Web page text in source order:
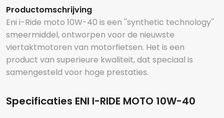
Productomschrijving
Eni i-Ride moto 10W-40 is een ''synthetic technology''
smeermiddel, ontworpen voor de nieuwste
viertaktmotoren van motorfietsen. Het is een
product van superieure kwaliteit, dat speciaal is
samengesteld voor hoge prestaties.
Specificaties ENI I-RIDE MOTO 10W-40